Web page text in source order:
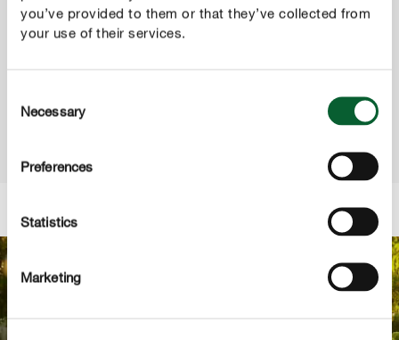
you’ve provided to them or that they’ve collected from
your use of their services.
Selection
Necessary
Preferences
Statistics
Marketing
DI SICCITà
Scopri la linea completa di terriccio, concime liquido e